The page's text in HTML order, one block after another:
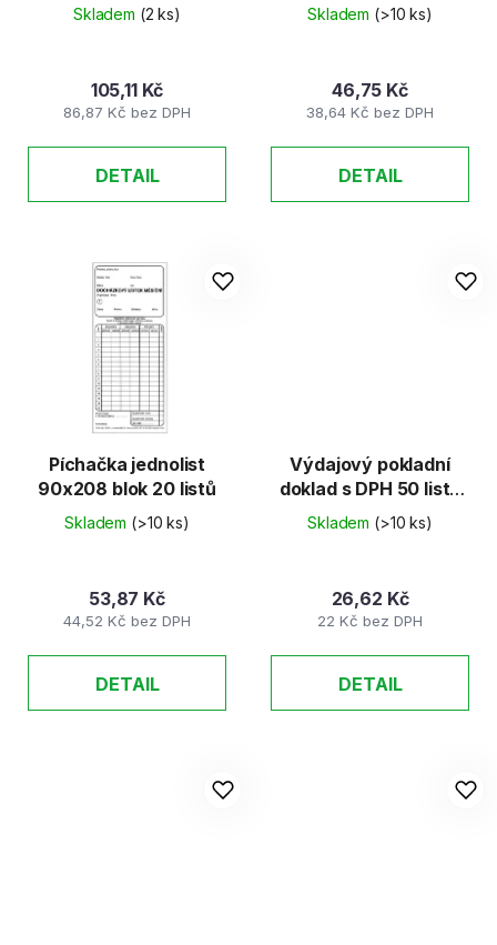
Skladem (2 ks)
86,87 Kč bez DPH
105,11 Kč
DETAIL
Skladem (>10 ks)
38,64 Kč bez DPH
46,75 Kč
DETAIL
Píchačka jednolist
90x208 blok 20 listů
Skladem (>10 ks)
44,52 Kč bez DPH
53,87 Kč
DETAIL
Výdajový pokladní
doklad s DPH 50 listů
nečíslovaný recy
Skladem (>10 ks)
22 Kč bez DPH
26,62 Kč
DETAIL